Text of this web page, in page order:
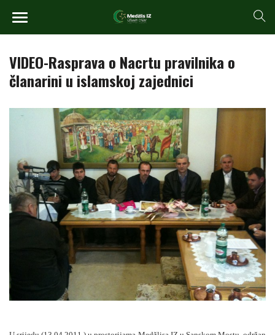
VIDEO-Rasprava o Nacrtu pravilnika o
članarini u islamskoj zajednici